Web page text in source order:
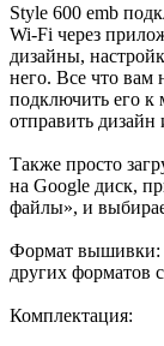
Style 600 emb
Wi-Fi через
дизайны,
него. Все что вам
подключить его
отправить
Также просто
на Google диск,
файлы», и
Формат вышивки:
других форматов
Комплектация: